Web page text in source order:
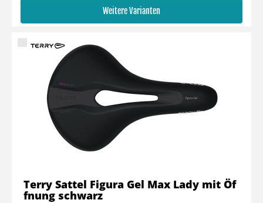
Weitere Varianten
Terry Sattel Figura Gel Max Lady mit Öf
fnung schwarz